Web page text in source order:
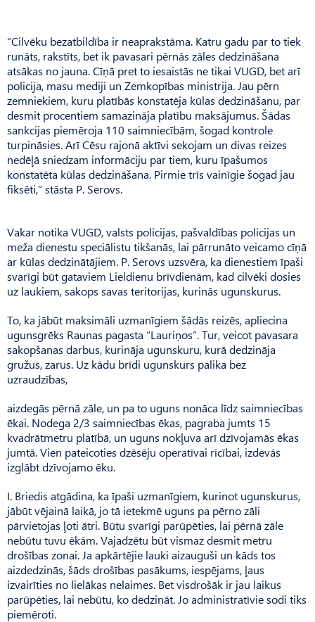
“Cilvēku bezatbildība ir neaprakstāma. Katru gadu par to tiek
runāts, rakstīts, bet ik pavasari pērnās zāles dedzināšana
atsākas no jauna. Cīņā pret to iesaistās ne tikai VUGD, bet arī
policija, masu mediji un Zemkopības ministrija. Jau pērn
zemniekiem, kuru platībās konstatēja kūlas dedzināšanu, par
desmit procentiem samazināja platību maksājumus. Šādas
sankcijas piemēroja 110 saimniecībām, šogad kontrole
turpināsies. Arī Cēsu rajonā aktīvi sekojam un divas reizes
nedēļā sniedzam informāciju par tiem, kuru īpašumos
konstatēta kūlas dedzināšana. Pirmie trīs vainīgie šogad jau
fiksēti,” stāsta P. Serovs.
Vakar notika VUGD, valsts policijas, pašvaldības policijas un
meža dienestu speciālistu tikšanās, lai pārrunāto veicamo cīņā
ar kūlas dedzinātājiem. P. Serovs uzsvēra, ka dienestiem īpaši
svarīgi būt gataviem Lieldienu brīvdienām, kad cilvēki dosies
uz laukiem, sakops savas teritorijas, kurinās ugunskurus.
To, ka jābūt maksimāli uzmanīgiem šādās reizēs, apliecina
ugunsgrēks Raunas pagasta “Lauriņos”. Tur, veicot pavasara
sakopšanas darbus, kurināja ugunskuru, kurā dedzināja
gružus, zarus. Uz kādu brīdi ugunskurs palika bez
uzraudzības,
aizdegās pērnā zāle, un pa to uguns nonāca līdz saimniecības
ēkai. Nodega 2/3 saimniecības ēkas, pagraba jumts 15
kvadrātmetru platībā, un uguns nokļuva arī dzīvojamās ēkas
jumtā. Vien pateicoties dzēsēju operatīvai rīcībai, izdevās
izglābt dzīvojamo ēku.
I. Briedis atgādina, ka īpaši uzmanīgiem, kurinot ugunskurus,
jābūt vējainā laikā, jo tā ietekmē uguns pa pērno zāli
pārvietojas ļoti ātri. Būtu svarīgi parūpēties, lai pērnā zāle
nebūtu tuvu ēkām. Vajadzētu būt vismaz desmit metru
drošības zonai. Ja apkārtējie lauki aizauguši un kāds tos
aizdedzinās, šāds drošības pasākums, iespējams, ļaus
izvairīties no lielākas nelaimes. Bet visdrošāk ir jau laikus
parūpēties, lai nebūtu, ko dedzināt. Jo administratīvie sodi tiks
piemēroti.